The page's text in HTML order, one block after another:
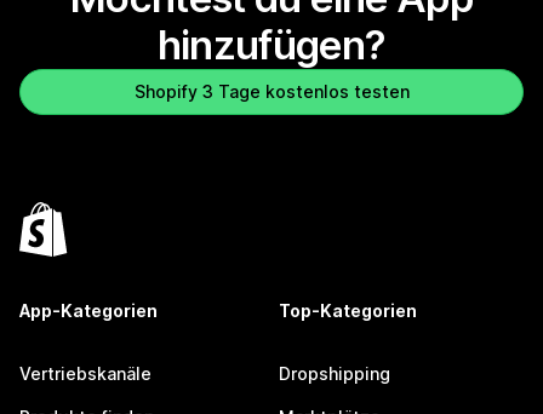
hinzufügen?
Shopify 3 Tage kostenlos testen
App-Kategorien
Vertriebskanäle
Top-Kategorien
Dropshipping